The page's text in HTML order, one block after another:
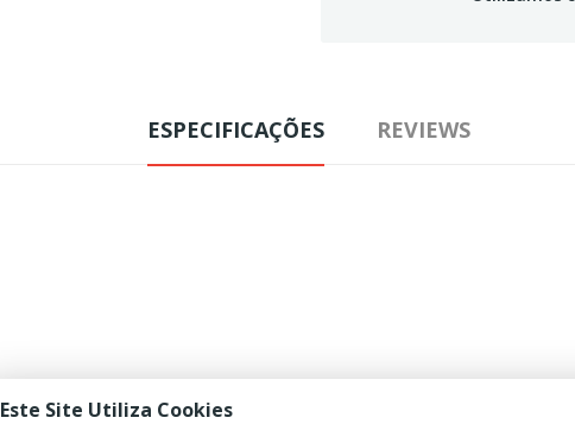
ESPECIFICAÇÕES REVIEWS
Este Site Utiliza Cookies